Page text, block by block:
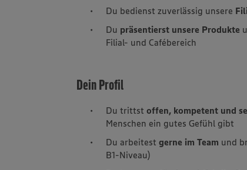
Du bedienst zuverlässig unsere
Du präsentierst unsere Produkte
Filial- und Cafébereich
Dein Profil
Du trittstoffen, kompetent und
Menschen ein gutes Gefühl gibt
Du arbeitestgerne im Team und
B1-Niveau)